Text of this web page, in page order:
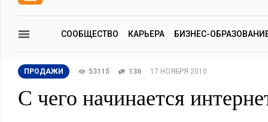
СООБЩЕСТВО КАРЬЕРА БИЗНЕС-
ПРОДАЖИ 53115 136 17 НОЯБРЯ 2010
С чего начинается